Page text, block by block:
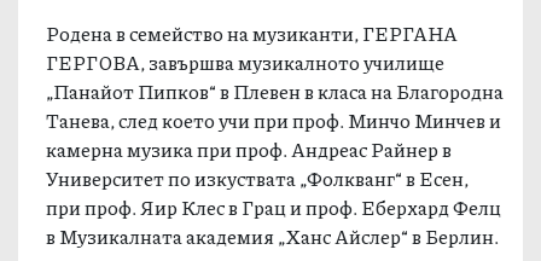
Родена в семейство на музиканти, ГЕРГАНА
ГЕРГОВА, завършва музикалното училище
„Панайот Пипков“ в Плевен в класа на Благородна
Танева, след което учи при проф. Минчо Минчев и
камерна музика при проф. Андреас Райнер в
Университет по изкуствата „Фолкванг“ в Есен,
при проф. Яир Клес в Грац и проф. Еберхард Фелц
в Музикалната академия „Ханс Айслер“ в Берлин.